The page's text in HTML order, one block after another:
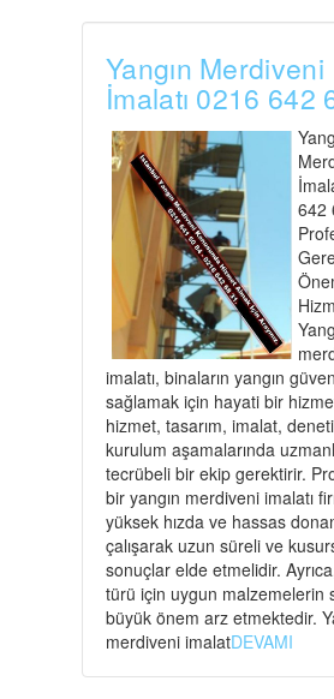
Yangın Merdiveni
İmalatı 0216 642
642
imalatı, binaların yangın
sağlamak için hayati bir
hizmet, tasarım, imalat,
kurulum aşamalarında
tecrübeli bir ekip gerektirir.
bir yangın merdiveni imalatı
yüksek hızda ve hassas
çalışarak uzun süreli ve
sonuçlar elde etmelidir.
türü için uygun malzemelerin
büyük önem arz etmektedir.
merdiveni imalatDEVAMI